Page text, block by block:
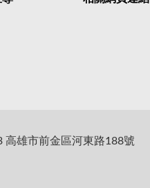
高雄市前金區河東路188號